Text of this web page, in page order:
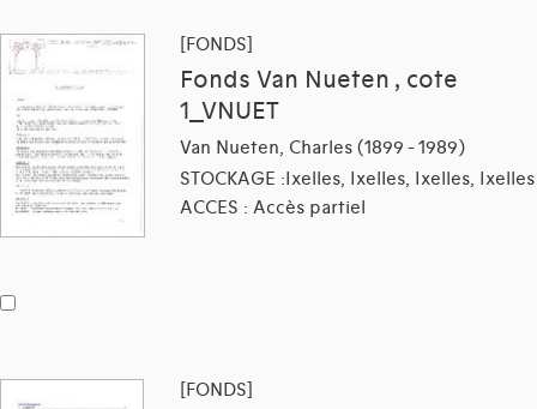
[FONDS]
Fonds Van Nueten , cote
1_VNUET
Van Nueten, Charles (1899 - 1989)
STOCKAGE :Ixelles, Ixelles, Ixelles, Ixelles
ACCES : Accès partiel
[FONDS]